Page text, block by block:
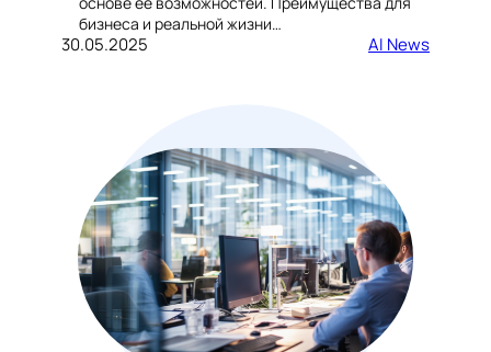
бизнеса и реальной жизни…
30.05.2025 AI News